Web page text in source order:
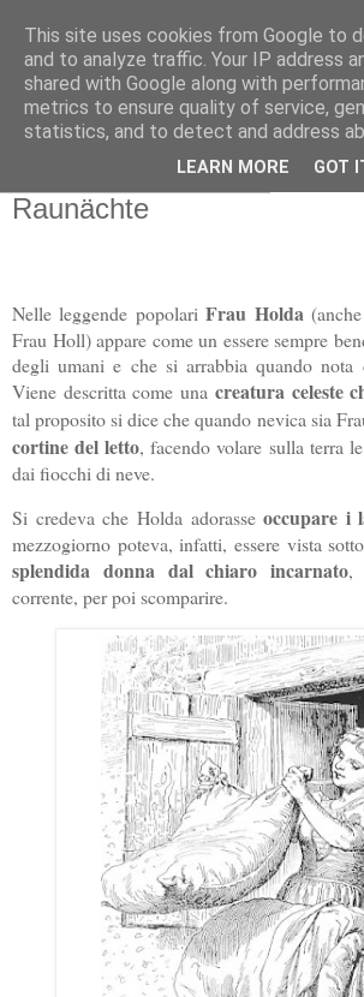
Gangleri - Il blog
Progetto Bifröst
Raunächte
Nelle leggende popolariFrau Holda
Frau Holl) appare come un essere sempre
degli umani e che si arrabbia quando
Viene descritta come una creatura celeste
tal proposito si dice che quando nevica sia
cortine del letto, facendo volare sulla terra
dai fiocchi di neve.
Si credeva che Holda adorasseoccupare i
mezzogiorno poteva, infatti, essere vista
splendida donna dal chiaro incarnato,
corrente, per poi scomparire.
This site uses cookies from Google to
and to analyze traffic. Your IP address
shared with Google along with
metrics to ensure quality of service,
statistics, and to detect and address
LEARN MORE GOT